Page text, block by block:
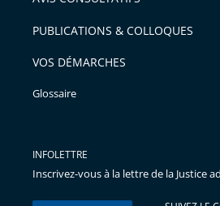
PUBLICATIONS & COLLOQUES
VOS DÉMARCHES
Glossaire
INFOLETTRE
Inscrivez-vous à la lettre de la Justice